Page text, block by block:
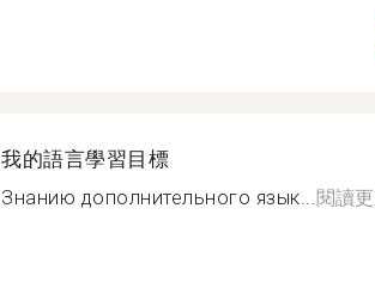
我的語言學習目標
Знанию дополнительного язык...閱讀